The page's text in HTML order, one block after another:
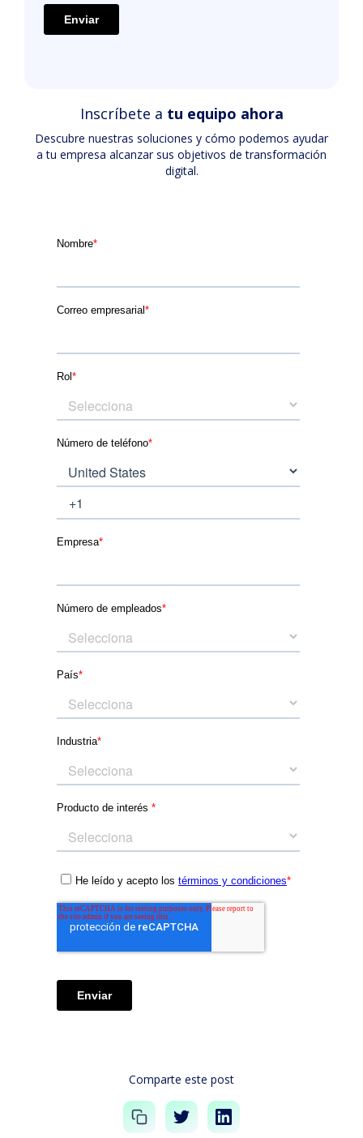
Inscríbete a tu equipo ahora
Descubre nuestras soluciones y cómo podemos ayudar
a tu empresa alcanzar sus objetivos de transformación
digital.
Comparte este post